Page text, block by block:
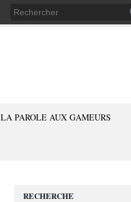
LA PAROLE AUX GAMEURS
RECHERCHE